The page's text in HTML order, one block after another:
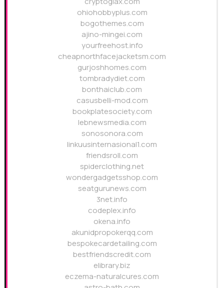
ohiohobbyplus.com
bogothemes.com
ajino-mingei.com
yourfreehost.info
cheapnorthfacejacketsm.com
gurjoshhomes.com
tombradydiet.com
bonthaiclub.com
casusbelli-mod.com
bookplatesociety.com
lebnewsmedia.com
sonosonora.com
linkuusinternasional1.com
friendsroll.com
spiderclothing.net
wondergadgetsshop.com
seatgurunews.com
3net.info
codeplex.info
okena.info
akunidpropokerqq.com
bespokecardetailing.com
bestfriendscredit.com
elibrary.biz
eczema-naturalcures.com